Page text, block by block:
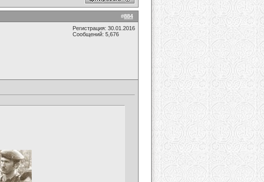
#884
Регистрация: 30.01.2016
Сообщений: 5,676